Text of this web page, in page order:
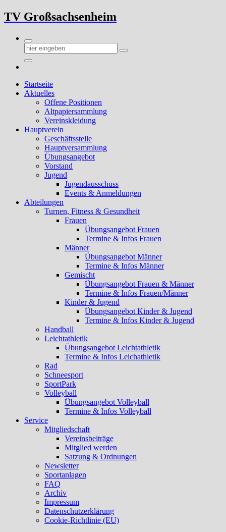
Zum
Inhalt
TV Großsachsenheim
Startseite
Aktuelles
Offene Positionen
Altpapiersammlung
Vereinskleidung
Hauptverein
Geschäftsstelle
Hauptversammlung
Übungsangebot
Vorstand
Jugend
Jugendausschuss
Events & Anmeldungen
Abteilungen
Turnen, Fitness & Gesundheit
Frauen
Übungsangebot Frauen
Termine & Infos Frauen
Männer
Übungsangebot Männer
Termine & Infos Männer
Gemischt
Übungsangebot Frauen & Männer
Termine & Infos Frauen/Männer
Kinder & Jugend
Übungsangebot Kinder & Jugend
Termine & Infos Kinder & Jugend
Handball
Leichtathletik
Übungsangebot Leichtathletik
Termine & Infos Leichathletik
Rad
Schneesport
SportPark
Volleyball
Übungsangebot Volleyball
Termine & Infos Volleyball
Service
Mitgliedschaft
Vereinsbeiträge
Mitglied werden
Satzung & Ordnungen
Newsletter
Sportanlagen
FAQ
Archiv
Impressum
Datenschutzerklärung
Cookie-Richtlinie (EU)